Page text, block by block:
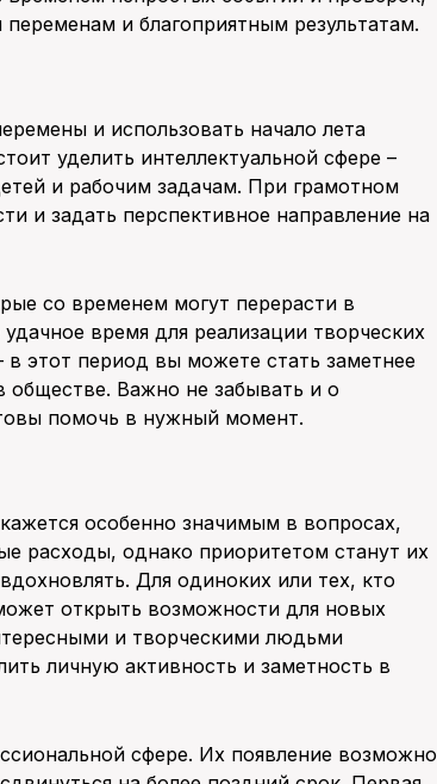
и благоприятным результатам.
и использовать начало лета
уделить интеллектуальной сфере –
и рабочим задачам. При грамотном
и задать перспективное направление на
со временем могут перерасти в
время для реализации творческих
этот период вы можете стать заметнее
Важно не забывать и о
помочь в нужный момент.
особенно значимым в вопросах,
расходы, однако приоритетом станут их
Для одиноких или тех, кто
открыть возможности для новых
и творческими людьми
личную активность и заметность в
сфере. Их появление возможно